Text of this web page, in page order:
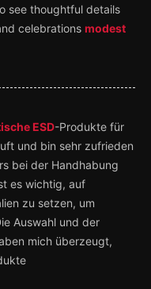
see thoughtful details
celebrations modest
ESD-Produkte für
und bin sehr zufrieden
bei der Handhabung
es wichtig, auf
zu setzen, um
Auswahl und der
mich überzeugt,